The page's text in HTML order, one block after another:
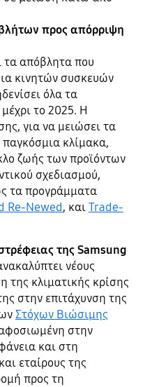
προς απόρριψη
τα απόβλητα που
κινητών συσκευών
όλα τα
το 2025. Η
για να μειώσει τα
κλίμακα,
ζωής των προϊόντων
σχεδιασμού,
τα προγράμματα
Re-Newed, καιTrade-
της Samsung
νέους
της κλιματικής κρίσης
στην επιτάχυνση της
Στόχων Βιώσιμης
στην
και στη
εταίρους της
προς τη